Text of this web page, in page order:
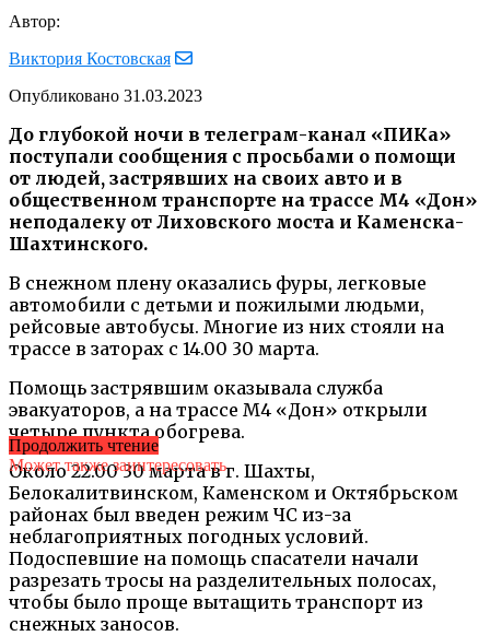
Автор:
Виктория Костовская
Опубликовано 31.03.2023
До глубокой ночи в телеграм-канал «ПИКа»
поступали сообщения с просьбами о помощи
от людей, застрявших на своих авто и в
общественном транспорте на трассе М4 «Дон»
неподалеку от Лиховского моста и Каменска-
Шахтинского.
В снежном плену оказались фуры, легковые
автомобили с детьми и пожилыми людьми,
рейсовые автобусы. Многие из них стояли на
трассе в заторах с 14.00 30 марта.
Помощь застрявшим оказывала служба
эвакуаторов, а на трассе М4 «Дон» открыли
четыре пункта обогрева.
Около 22.00 30 марта в г. Шахты,
Белокалитвинском, Каменском и Октябрьском
районах был введен режим ЧС из-за
неблагоприятных погодных условий.
Подоспевшие на помощь спасатели начали
разрезать тросы на разделительных полосах,
чтобы было проще вытащить транспорт из
снежных заносов.
Продолжить чтение
Может также заинтересовать